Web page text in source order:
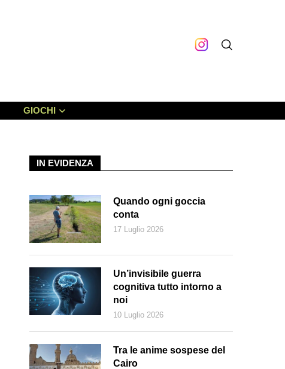
GIOCHI
IN EVIDENZA
Quando ogni goccia
conta
17 Luglio 2026
Un’invisibile guerra
cognitiva tutto intorno a
noi
10 Luglio 2026
Tra le anime sospese del
Cairo